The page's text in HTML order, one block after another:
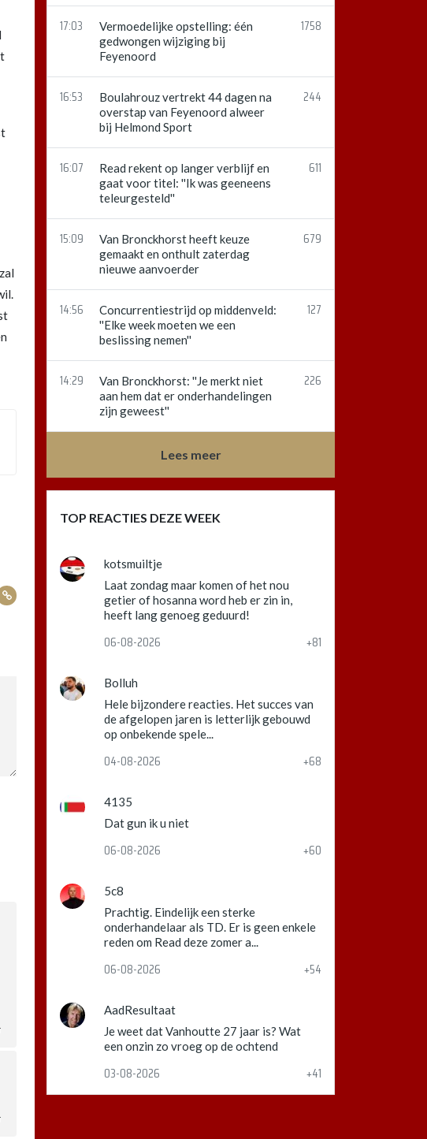
Twitter
via Mail
Delen via link
17:03
Vermoedelijke opstelling: één
gedwongen wijziging bij
Feyenoord
1758
16:53
Boulahrouz vertrekt 44 dagen na
overstap van Feyenoord alweer
bij Helmond Sport
244
16:07
Read rekent op langer verblijf en
gaat voor titel: ''Ik was geeneens
teleurgesteld''
611
15:09
Van Bronckhorst heeft keuze
gemaakt en onthult zaterdag
nieuwe aanvoerder
679
14:56
Concurrentiestrijd op middenveld:
''Elke week moeten we een
beslissing nemen''
127
14:29
Van Bronckhorst: ''Je merkt niet
aan hem dat er onderhandelingen
zijn geweest''
226
Lees meer
TOP REACTIES DEZE WEEK
kotsmuiltje
Laat zondag maar komen of het nou
getier of hosanna word heb er zin in,
heeft lang genoeg geduurd!
06-08-2026 +81
Bolluh
Hele bijzondere reacties. Het succes van
de afgelopen jaren is letterlijk gebouwd
op onbekende spele...
04-08-2026 +68
4135
Dat gun ik u niet
06-08-2026 +60
5c8
Prachtig. Eindelijk een sterke
onderhandelaar als TD. Er is geen enkele
reden om Read deze zomer a...
06-08-2026 +54
AadResultaat
Je weet dat Vanhoutte 27 jaar is? Wat
een onzin zo vroeg op de ochtend
03-08-2026 +41